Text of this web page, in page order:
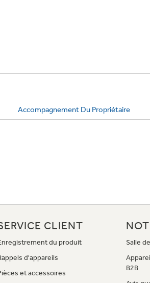
Accompagnement Du Propriétaire
CLIENT
du produit
d'appareils
et accessoires
Salle
B2B